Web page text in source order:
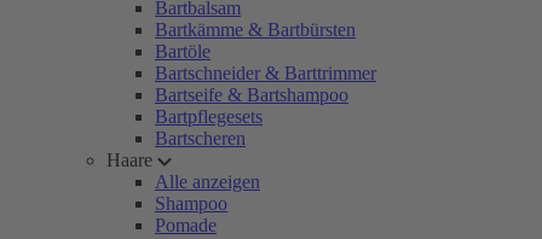
Bartbalsam
Bartkämme & Bartbürsten
Bartöle
Bartschneider & Barttrimmer
Bartseife & Bartshampoo
Bartpflegesets
Bartscheren
Haare
Alle anzeigen
Shampoo
Pomade